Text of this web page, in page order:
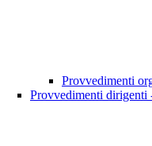
Provvedimenti
Provvedimenti dirigenti